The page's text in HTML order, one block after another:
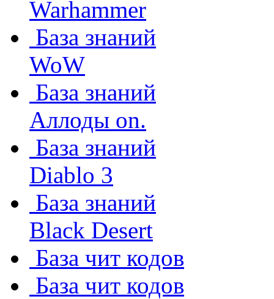
Warhammer
База знаний
WoW
База знаний
Аллоды on.
База знаний
Diablo 3
База знаний
Black Desert
База чит кодов
База чит кодов